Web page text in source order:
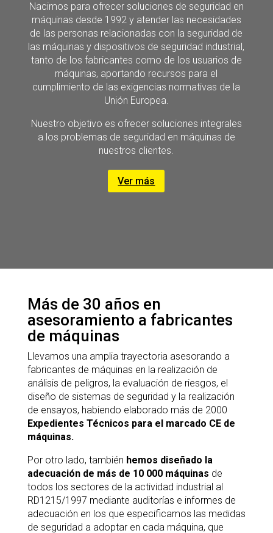
Nacimos para ofrecer soluciones de seguridad en
máquinas desde 1992 y atender las necesidades
de las personas relacionadas con la seguridad de
las máquinas y dispositivos de seguridad industrial,
tanto de los fabricantes como de los usuarios de
máquinas, aportando recursos para el
cumplimiento de las exigencias normativas de la
Unión Europea.
Nuestro objetivo es ofrecer soluciones integrales
a los problemas de seguridad en máquinas de
nuestros clientes.
Ver más
Más de 30 años en
asesoramiento a fabricantes
de máquinas
Llevamos una amplia trayectoria asesorando a
fabricantes de máquinas en la realización de
análisis de peligros, la evaluación de riesgos, el
diseño de sistemas de seguridad y la realización
de ensayos, habiendo elaborado más de 2000
Expedientes Técnicos para el marcado CE de
máquinas.
Por otro lado, también hemos diseñado la
adecuación de más de 10 000 máquinas de
todos los sectores de la actividad industrial al
RD1215/1997 mediante auditorías e informes de
adecuación en los que especificamos las medidas
de seguridad a adoptar en cada máquina, que